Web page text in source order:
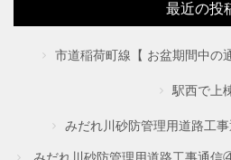
最近の投
市道稲荷町線【 お盆期間中の
駅西で上
みだれ川砂防管理用道路工